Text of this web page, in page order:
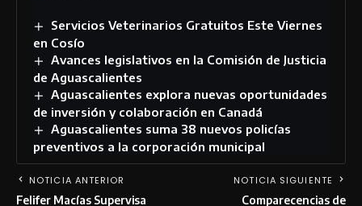
Servicios Veterinarios Gratuitos Este Viernes
en Cosío
Avances legislativos en la Comisión de Justicia
de Aguascalientes
Aguascalientes explora nuevas oportunidades
de inversión y colaboración en Canadá
Aguascalientes suma 38 nuevos policías
preventivos a la corporación municipal
NOTICIA ANTERIOR
Felifer Macías Supervisa
NOTICIA SIGUIENTE
Comparecencias de